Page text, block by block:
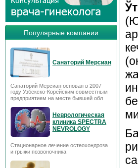
Популярные компании
Санаторий Мерсиан
Санаторий Мерсиан основан в 2007
году Узбекско-Корейским совместным
предприятием на месте бывшей обл
Неврологическая
клиника SPECTRA
NEVROLOGY
Стационарное лечение остеохондроза
и грыжи позвоночника